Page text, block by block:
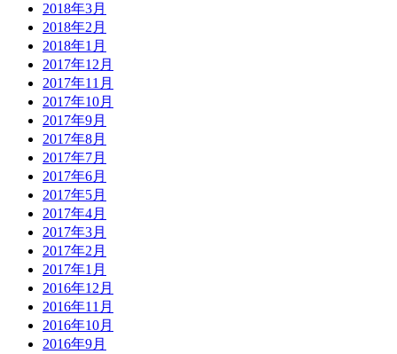
2018年3月
2018年2月
2018年1月
2017年12月
2017年11月
2017年10月
2017年9月
2017年8月
2017年7月
2017年6月
2017年5月
2017年4月
2017年3月
2017年2月
2017年1月
2016年12月
2016年11月
2016年10月
2016年9月